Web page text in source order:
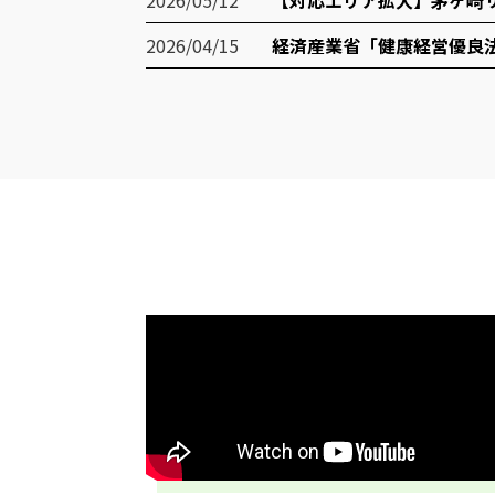
2026/04/15
経済産業省「健康経営優